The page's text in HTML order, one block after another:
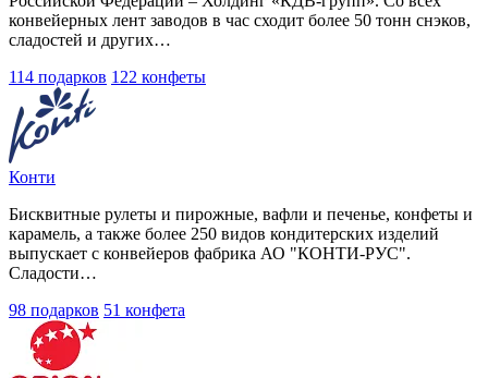
конвейерных лент заводов в час сходит более 50 тонн снэков,
сладостей и других…
114 подарков 122 конфеты
Конти
Бисквитные рулеты и пирожные, вафли и печенье, конфеты и
карамель, а также более 250 видов кондитерских изделий
выпускает с конвейеров фабрика АО "КОНТИ-РУС".
Сладости…
98 подарков 51 конфета